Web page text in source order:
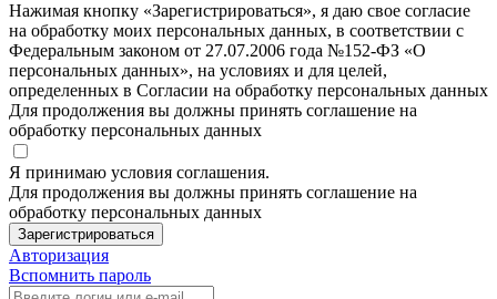
Нажимая кнопку «Зарегистрироваться», я даю свое согласие
на обработку моих персональных данных, в соответствии с
Федеральным законом от 27.07.2006 года №152-ФЗ «О
персональных данных», на условиях и для целей,
определенных в Согласии на обработку персональных данных
Для продолжения вы должны принять соглашение на
обработку персональных данных
Я принимаю условия соглашения.
Для продолжения вы должны принять соглашение на
обработку персональных данных
Зарегистрироваться
Авторизация
Вспомнить пароль